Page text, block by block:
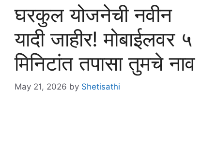
घरकुल योजनेची नवीन
यादी जाहीर! मोबाईलवर ५
मिनिटांत तपासा तुमचे नाव
May 21, 2026 by Shetisathi